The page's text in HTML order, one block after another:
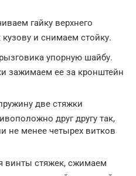
гайку верхнего
и снимаем стойку.
упорную шайбу.
зажимаем ее за кронштейн
две стяжки
друг другу так,
не менее четырех витков
винты стяжек, сжимаем